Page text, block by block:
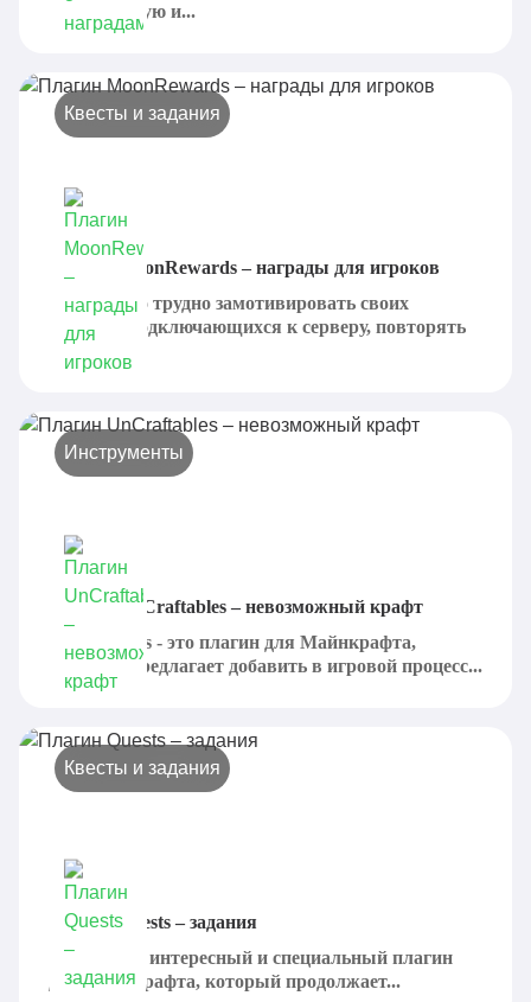
продуманную и...
Квесты и задания
Плагин MoonRewards – награды для игроков
Достаточно трудно замотивировать своих
игроков, подключающихся к серверу, повторять
эту...
Инструменты
Плагин UnCraftables – невозможный крафт
Uncraftables - это плагин для Майнкрафта,
который предлагает добавить в игровой процесс...
Квесты и задания
Плагин Quests – задания
Quests - это интересный и специальный плагин
для Майнкрафта, который продолжает...